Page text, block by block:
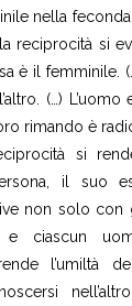
nella
reciprocità si
è il femminile.
(…)
rimando è
si
il suo
non solo con
e ciascun
l’umiltà